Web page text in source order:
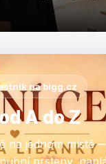
na bigg.cz
A do Z
na jednom místě
prsteny,